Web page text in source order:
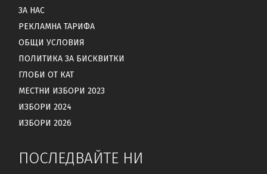
ЗА НАС
РЕКЛАМНА ТАРИФА
ОБЩИ УСЛОВИЯ
ПОЛИТИКА ЗА БИСКВИТКИ
ГЛОБИ ОТ КАТ
МЕСТНИ ИЗБОРИ 2023
ИЗБОРИ 2024
ИЗБОРИ 2026
ПОСЛЕДВАЙТЕ НИ